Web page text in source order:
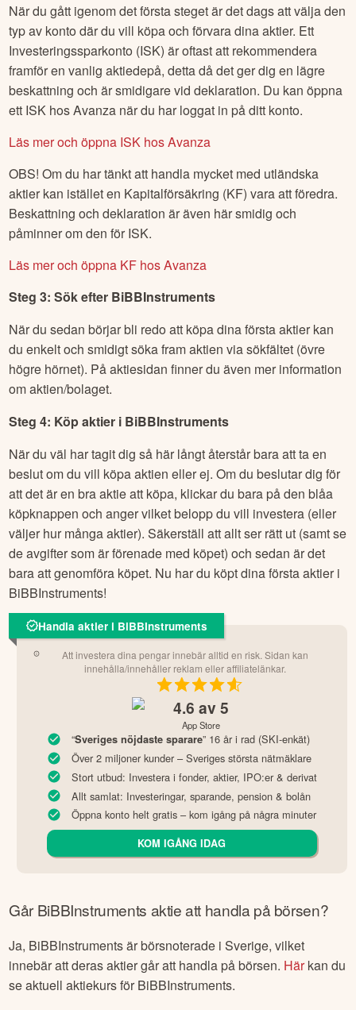
När du gått igenom det första steget är det dags att välja den
typ av konto där du vill köpa och förvara dina aktier. Ett
Investeringssparkonto (ISK) är oftast att rekommendera
framför en vanlig aktiedepå, detta då det ger dig en lägre
beskattning och är smidigare vid deklaration. Du kan öppna
ett ISK hos Avanza när du har loggat in på ditt konto.
Läs mer och öppna ISK hos Avanza
OBS! Om du har tänkt att handla mycket med utländska
aktier kan istället en Kapitalförsäkring (KF) vara att föredra.
Beskattning och deklaration är även här smidig och
påminner om den för ISK.
Läs mer och öppna KF hos Avanza
Steg 3: Sök efter BiBBInstruments
När du sedan börjar bli redo att köpa dina första aktier kan
du enkelt och smidigt söka fram aktien via sökfältet (övre
högre hörnet). På aktiesidan finner du även mer information
om aktien/bolaget.
Steg 4: Köp aktier i BiBBInstruments
När du väl har tagit dig så här långt återstår bara att ta en
beslut om du vill köpa aktien eller ej. Om du beslutar dig för
att det är en bra aktie att köpa, klickar du bara på den blåa
köpknappen och anger vilket belopp du vill investera (eller
väljer hur många aktier). Säkerställ att allt ser rätt ut (samt se
de avgifter som är förenade med köpet) och sedan är det
bara att genomföra köpet. Nu har du köpt dina första aktier i
BiBBInstruments!
Handla aktier i BiBBInstruments
Att investera dina pengar innebär alltid en risk. Sidan kan
innehålla/innehåller reklam eller affiliatelänkar.
4.6 av 5
App Store
“Sveriges nöjdaste sparare” 16 år i rad (SKI-enkät)
Över 2 miljoner kunder – Sveriges största nätmäklare
Stort utbud: Investera i fonder, aktier, IPO:er & derivat
Allt samlat: Investeringar, sparande, pension & bolån
Öppna konto helt gratis – kom igång på några minuter
KOM IGÅNG IDAG
GårBiBBInstruments aktie att handla på börsen?
Ja, BiBBInstrumentsär börsnoterade i Sverige, vilket
innebär att deras aktier går att handla på börsen. Härkan du
se aktuell aktiekurs för BiBBInstruments.